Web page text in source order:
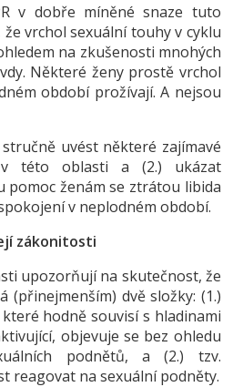
v dobře míněné snaze tuto
vrchol sexuální touhy v cyklu
na zkušenosti mnohých
Některé ženy prostě vrchol
období prožívají. A nejsou
uvést některé zajímavé
v této oblasti a (2.) ukázat
pomoc ženám se ztrátou libida
v neplodném období.
zákonitosti
upozorňují na skutečnost, že
(přinejmenším) dvě složky: (1.)
hodně souvisí s hladinami
objevuje se bez ohledu
podnětů, a (2.) tzv.
reagovat na sexuální podněty.